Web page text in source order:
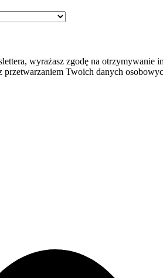
wyrażasz zgodę na
przetwarzaniem Twoich danych